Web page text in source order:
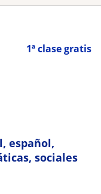
1ª clase gratis
español,
sociales